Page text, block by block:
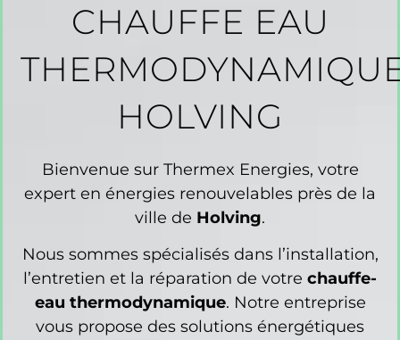
CHAUFFE EAU
HOLVING
Bienvenue sur Thermex Energies, votre
expert en énergies renouvelables près de la
ville de Holving.
Nous sommes spécialisés dans l’installation,
l’entretien et la réparation de votre chauffe-
eau thermodynamique. Notre entreprise
vous propose des solutions énergétiques